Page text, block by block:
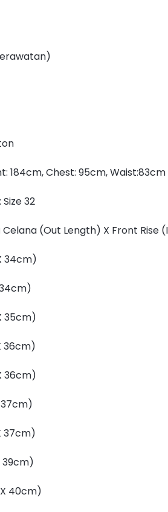
184cm, Chest: 95cm, Waist:83cm
32
Celana (Out Length) X Front
34cm)
35cm)
36cm)
36cm)
37cm)
37cm)
39cm)
40cm)